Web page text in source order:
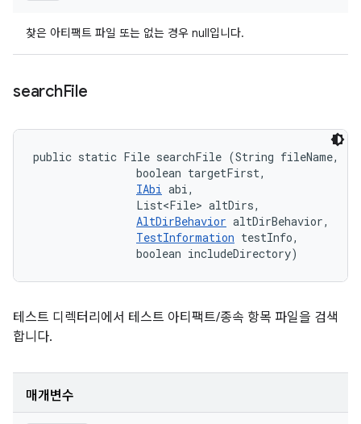
찾은 아티팩트 파일 또는 없는 경우 null입니다.
searchFile
public static File searchFile (String fileName,
                boolean targetFirst,
IAbi abi,
                List<File> altDirs,
AltDirBehavior altDirBehavior,
TestInformation testInfo,
                boolean includeDirectory)
테스트 디렉터리에서 테스트 아티팩트/종속 항목 파일을 검색
합니다.
매개변수